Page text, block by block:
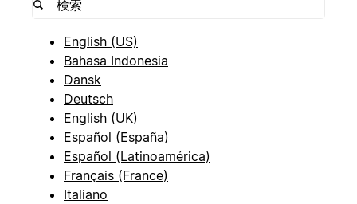
English (US)
Bahasa Indonesia
Dansk
Deutsch
English (UK)
Español (España)
Español (Latinoamérica)
Français (France)
Italiano